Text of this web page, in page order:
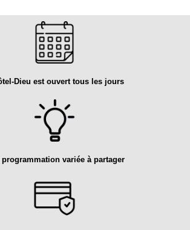
Dieu est ouvert tous les jours
programmation variée à partager